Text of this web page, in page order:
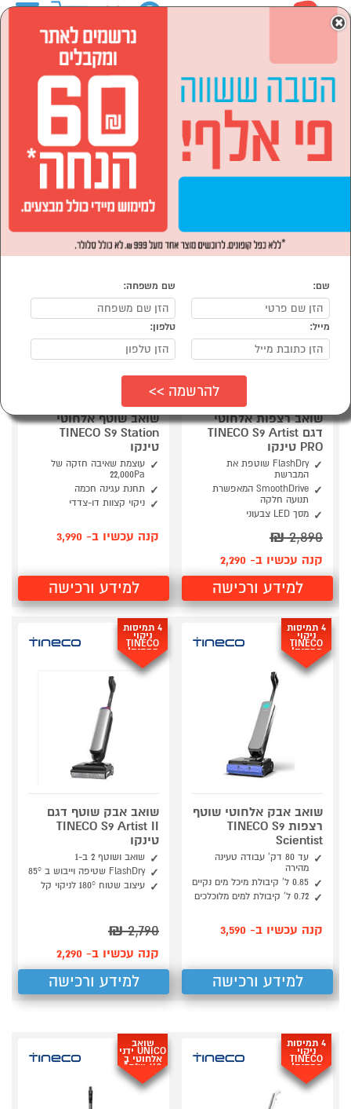
הסתר רשימת קטגוריות
מוצרי חשמל (6)
Tineco
נמצאו 6 Tineco
4 תמיסות
במתנה!
שואב רצפות אלחוטי
דגם TINECO S9 Artist
PRO טינקו
FlashDry שוטפת את
המברשת
SmoothDrive המאפשרת
תנועה חלקה
מסך LED צבעוני
2,890
₪
קנה עכשיו ב- 2,290
למידע ורכישה
4 תמיסות
ניקוי
TINECO
במתנה!
שואב שוטף אלחוטי
TINECO S9 Station
טינקו
עוצמת שאיבה חזקה של
22,000Pa
תחנת עגינה חכמה
ניקוי קצוות דו-צדדי
קנה עכשיו ב- 3,990
למידע ורכישה
4 תמיסות
ניקוי
TINECO
במתנה!
שואב אבק אלחוטי שוטף
רצפות TINECO S9
Scientist
עד 80 דק' עבודה טעינה
מהירה
0.85 ל' קיבולת מיכל מים נקיים
0.72 ל' קיבולת למים מלוכלכים
קנה עכשיו ב- 3,590
למידע ורכישה
4 תמיסות
ניקוי
TINECO
במתנה!
שואב אבק שוטף דגם
TINECO S9 Artist II
טינקו
שואב ושוטף 2 ב-1
FlashDry שטיפה וייבוש ב 85°
עיצוב שטוח 180° לניקוי קל
2,790
₪
קנה עכשיו ב- 2,290
למידע ורכישה
4 תמיסות
ניקוי
TINECO
במתנה!
שואב
UNICO ידני
אלחוטי ב
149 ש"ח*
×
שם: שם משפחה:
מייל: טלפון: